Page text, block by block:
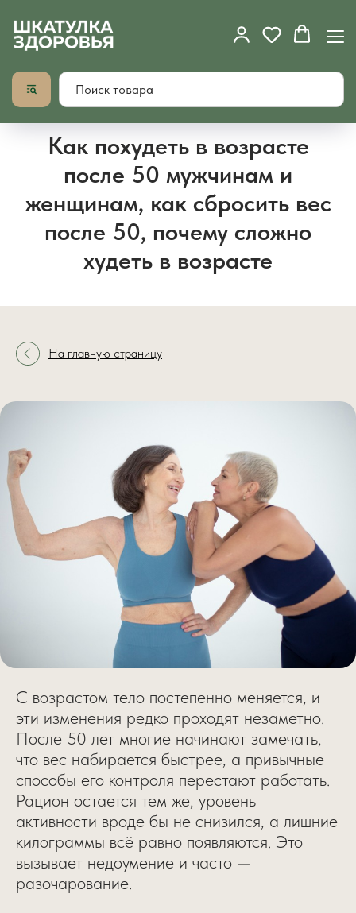
Как похудеть в возрасте
после 50 мужчинам и
женщинам, как сбросить вес
после 50, почему сложно
худеть в возрасте
На главную страницу
С возрастом тело постепенно меняется, и
эти изменения редко проходят незаметно.
После 50 лет многие начинают замечать,
что вес набирается быстрее, а привычные
способы его контроля перестают работать.
Рацион остается тем же, уровень
активности вроде бы не снизился, а лишние
килограммы всё равно появляются. Это
вызывает недоумение и часто —
разочарование.